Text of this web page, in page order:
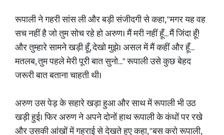
​रूपाली ने गहरी सांस ली और बड़ी संजीदगी से कहा, "मगर यह वह
सच नहीं है जो तुम सोच रहे हो अरुण। मैं मरी नहीं हूँ... मैं जिंदा हूँ!
और तुम्हारे सामने खड़ी हूँ, देखो मुझे। असल में मैं कहीं और हूँ...
मतलब, तुम पहले मेरी पूरी बात सुनो..." रूपाली उसे कुछ बेहद
जरूरी बात बताना चाहती थी।
​अरुण उस पेड़ के सहारे खड़ा हुआ और साथ में रूपाली भी उठ
खड़ी हुई। फिर अरुण ने अपने दोनों हाथ रूपाली के कंधों पर रखे
और उसकी आंखों में गहराई से देखते हुए कहा, "बस करो रूपाली,